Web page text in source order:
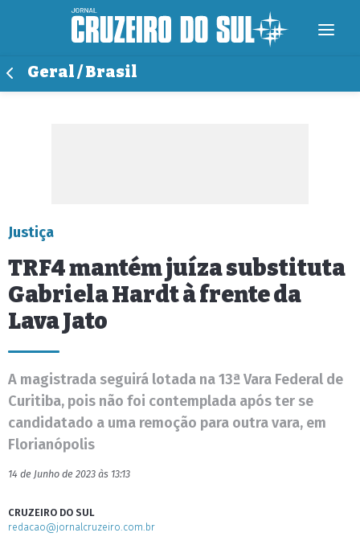
Geral / Brasil
Justiça
TRF4 mantém juíza substituta
Gabriela Hardt à frente da
Lava Jato
A magistrada seguirá lotada na 13ª Vara Federal de
Curitiba, pois não foi contemplada após ter se
candidatado a uma remoção para outra vara, em
Florianópolis
14 de Junho de 2023 às 13:13
CRUZEIRO DO SUL
redacao@jornalcruzeiro.com.br